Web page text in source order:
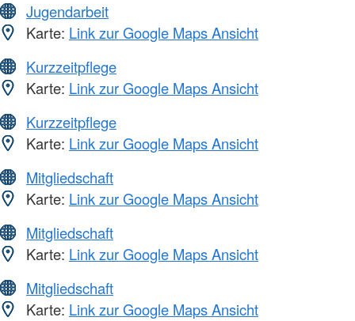
Jugendarbeit
Karte: Link zur Google Maps Ansicht
Kurzzeitpflege
Karte: Link zur Google Maps Ansicht
Kurzzeitpflege
Karte: Link zur Google Maps Ansicht
Mitgliedschaft
Karte: Link zur Google Maps Ansicht
Mitgliedschaft
Karte: Link zur Google Maps Ansicht
Mitgliedschaft
Karte: Link zur Google Maps Ansicht